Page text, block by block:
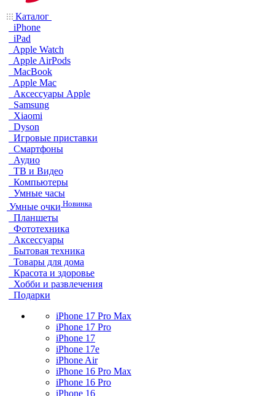
Каталог
iPhone
iPad
Apple Watch
Apple AirPods
MacBook
Apple Mac
Аксессуары Apple
Samsung
Xiaomi
Dyson
Игровые приставки
Смартфоны
Аудио
ТВ и Видео
Компьютеры
Умные часы
Умные очки Новинка
Планшеты
Фототехника
Аксессуары
Бытовая техника
Товары для дома
Красота и здоровье
Хобби и развлечения
Подарки
iPhone 17 Pro Max
iPhone 17 Pro
iPhone 17
iPhone 17e
iPhone Air
iPhone 16 Pro Max
iPhone 16 Pro
iPhone 16